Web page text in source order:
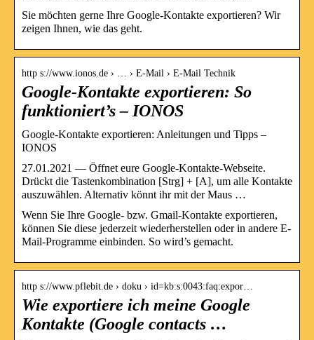
Sie möchten gerne Ihre Google-Kontakte exportieren? Wir
zeigen Ihnen, wie das geht.
http s://www.ionos.de › … › E-Mail › E-Mail Technik
Google-Kontakte exportieren: So
funktioniert’s – IONOS
Google-Kontakte exportieren: Anleitungen und Tipps –
IONOS
27.01.2021 — Öffnet eure Google-Kontakte-Webseite.
Drückt die Tastenkombination [Strg] + [A], um alle Kontakte
auszuwählen. Alternativ könnt ihr mit der Maus …
Wenn Sie Ihre Google- bzw. Gmail-Kontakte exportieren,
können Sie diese jederzeit wiederherstellen oder in andere E-
Mail-Programme einbinden. So wird’s gemacht.
http s://www.pflebit.de › doku › id=kb:s:0043:faq:expor…
Wie exportiere ich meine Google
Kontakte (Google contacts …